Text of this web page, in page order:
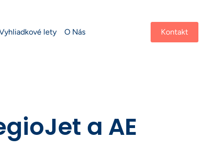
lety O Nás Kontakt
a AE